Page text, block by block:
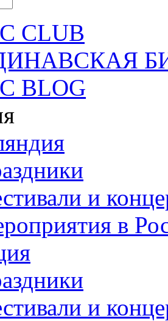
CLUB
BLOG
и
в
и